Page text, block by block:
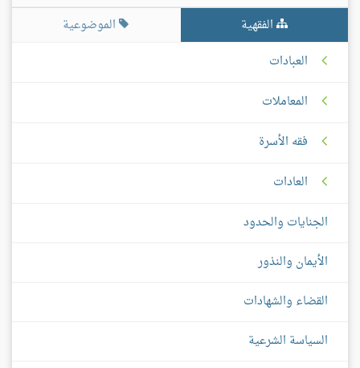
الفقهية
الموضوعية
العبادات
المعاملات
فقه الأسرة
العادات
الجنايات والحدود
الأيمان والنذور
القضاء والشهادات
السياسة الشرعية